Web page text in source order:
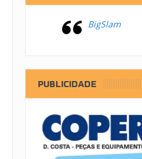
BigSlam
PUBLICIDADE